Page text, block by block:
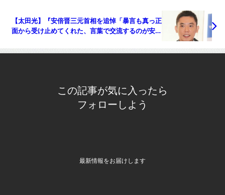
【太田光】『安倍晋三元首相を追悼「暴言も真っ正
面から受け止めてくれた、言葉で交流するのが安倍
この記事が気に入ったら
フォローしよう
最新情報をお届けします